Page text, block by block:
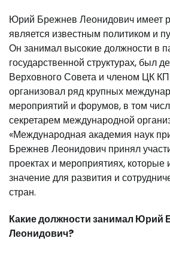
Юрий Брежнев Леонидович имеет
является известным политиком и
Он занимал высокие должности в
государственной структурах, был
Верховного Совета и членом ЦК
организовал ряд крупных
мероприятий и форумов, в том
секретарем международной
«Международная академия наук
Брежнев Леонидович принял
проектах и мероприятиях,
значение для развития и
стран.
Какие должности занимал Юрий
Леонидович?